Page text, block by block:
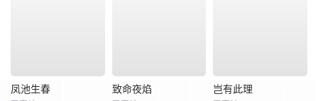
凤池生春 致命夜焰 岂有此理